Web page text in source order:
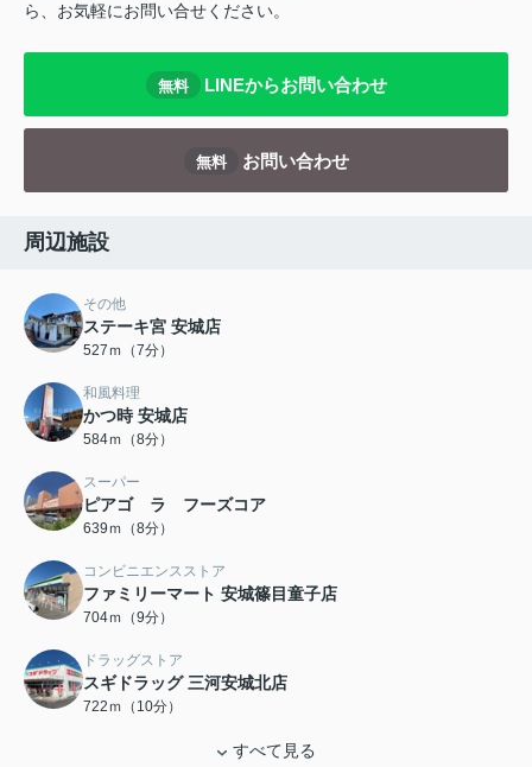
ら、お気軽にお問い合せください。
無料 LINEからお問い合わせ
無料 お問い合わせ
周辺施設
その他
ステーキ宮 安城店
527ｍ（7分）
和風料理
かつ時 安城店
584ｍ（8分）
スーパー
ピアゴ ラ フーズコア
639ｍ（8分）
コンビニエンスストア
ファミリーマート 安城篠目童子店
704ｍ（9分）
ドラッグストア
スギドラッグ 三河安城北店
722ｍ（10分）
すべて見る